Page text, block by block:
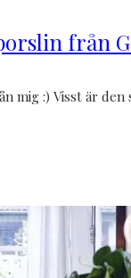
från
mig :) Visst är